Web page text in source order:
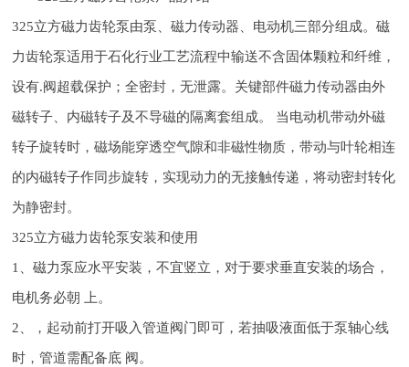
325立方磁力齿轮泵由泵、磁力传动器、电动机三部分组成。磁
力齿轮泵适用于石化行业工艺流程中输送不含固体颗粒和纤维，
设有.阀超载保护；全密封，无泄露。关键部件磁力传动器由外
磁转子、内磁转子及不导磁的隔离套组成。 当电动机带动外磁
转子旋转时，磁场能穿透空气隙和非磁性物质，带动与叶轮相连
的内磁转子作同步旋转，实现动力的无接触传递，将动密封转化
为静密封。
325立方磁力齿轮泵安装和使用
1、磁力泵应水平安装，不宜竖立，对于要求垂直安装的场合，
电机务必朝 上。
2、，起动前打开吸入管道阀门即可，若抽吸液面低于泵轴心线
时，管道需配备底 阀。